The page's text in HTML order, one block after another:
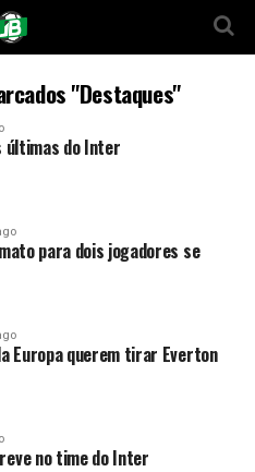
"Destaques"
últimas do Inter
para dois jogadores se
Europa querem tirar Everton
no time do Inter